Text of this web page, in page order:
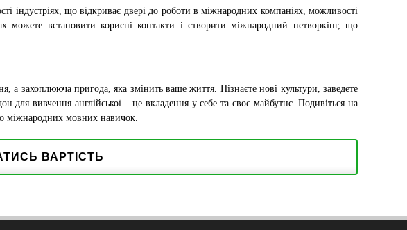
індустріях, що відкриває двері до роботи в міжнародних компаніях, можливості
встановити корисні контакти і створити міжнародний нетворкінг, що
а захоплююча пригода, яка змінить ваше життя. Пізнаєте нові культури, заведете
для вивчення англійської – це вкладення у себе та своє майбутнє. Подивіться на
міжнародних мовних навичок.
ВАРТІСТЬ